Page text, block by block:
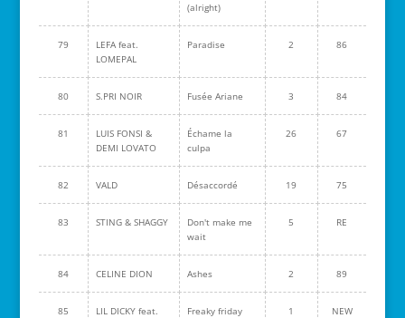
(alright)
79
LEFA feat.
LOMEPAL
Paradise 2 86
80 S.PRI NOIR Fusée Ariane 3 84
81
LUIS FONSI &
DEMI LOVATO
Échame la
culpa
26 67
82 VALD Désaccordé 19 75
83 STING & SHAGGY
Don't make me
wait
5 RE
84 CELINE DION Ashes 2 89
85 LIL DICKY feat. Freaky friday 1 NEW